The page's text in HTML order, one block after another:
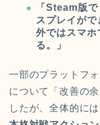
「Steam版
スプレイがで
外ではスマホ
る。」
一部のプラットフ
について「改善の
したが、全体的には